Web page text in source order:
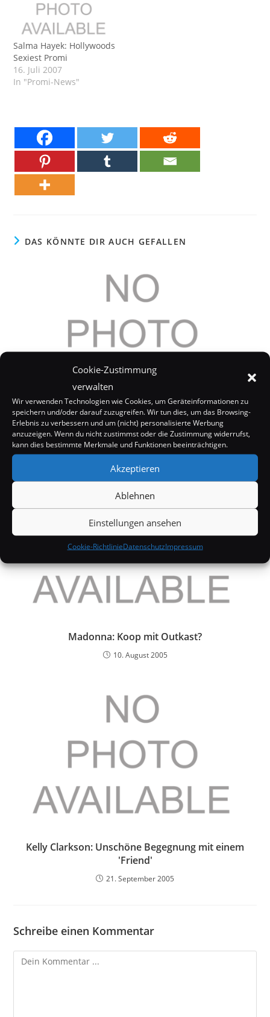
Cookie-Zustimmung
verwalten
Wir verwenden Technologien wie Cookies, um Geräteinformationen zu
speichern und/oder darauf zuzugreifen. Wir tun dies, um das Browsing-
Erlebnis zu verbessern und um (nicht) personalisierte Werbung
anzuzeigen. Wenn du nicht zustimmst oder die Zustimmung widerrufst,
kann dies bestimmte Merkmale und Funktionen beeinträchtigen.
Akzeptieren
Ablehnen
Einstellungen ansehen
Cookie-RichtlinieDatenschutzImpressum
Salma Hayek: Hollywoods
Sexiest Promi
16. Juli 2007
In "Promi-News"
DAS KÖNNTE DIR AUCH GEFALLEN
Jessica Simpson will Brust-OP, irgendwann…
13. Juli 2006
Madonna: Koop mit Outkast?
10. August 2005
Kelly Clarkson: Unschöne Begegnung mit einem
'Friend'
21. September 2005
Schreibe einen Kommentar
Kommentieren